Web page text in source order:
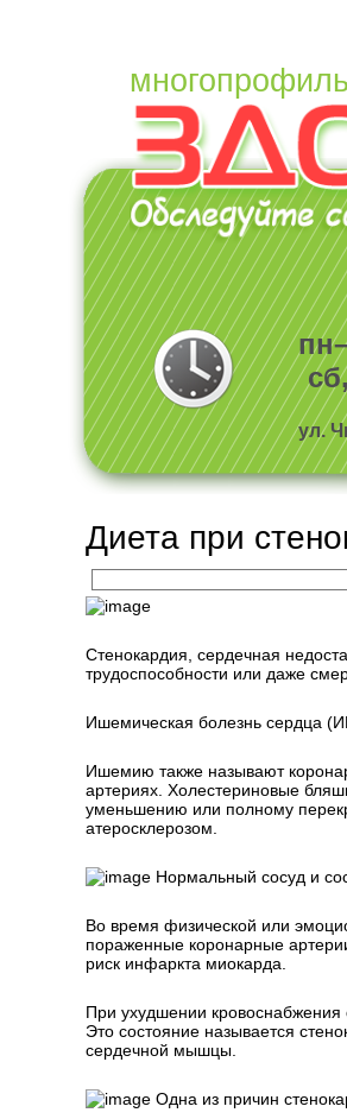
ул.
Диета при
Стенокардия, сердечная
трудоспособности или даже
Ишемическая болезнь сердца
Ишемию также называют
артериях. Холестериновые
уменьшению или полному
атеросклерозом.
Нормальный сосуд и
Во время физической или
пораженные коронарные
риск инфаркта миокарда.
При ухудшении кровоснабжения
Это состояние называется
сердечной мышцы.
Одна из причин